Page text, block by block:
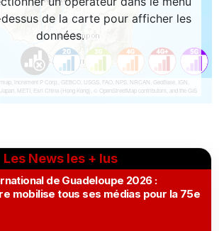
Les News les + lus
de Guadeloupe 2026 :
mobilise tous ses médias pour la 75e